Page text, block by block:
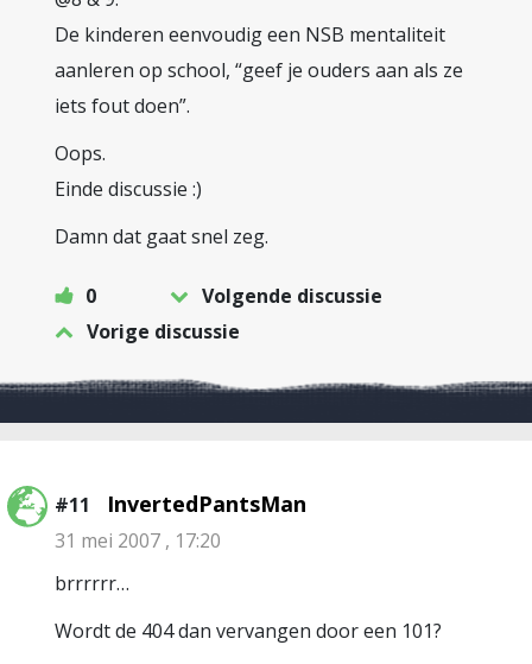
De kinderen eenvoudig een NSB mentaliteit
aanleren op school, “geef je ouders aan als ze
iets fout doen”.
Oops.
Einde discussie :)
Damn dat gaat snel zeg.
0
Volgende discussie
Vorige discussie
#11 InvertedPantsMan
31 mei 2007 , 17:20
brrrrrr…
Wordt de 404 dan vervangen door een 101?